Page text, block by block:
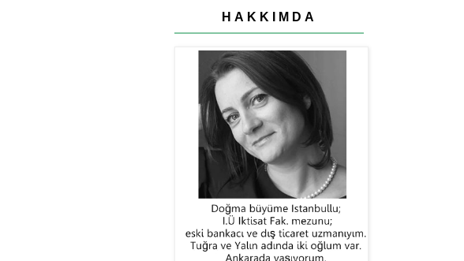
HAKKIMDA